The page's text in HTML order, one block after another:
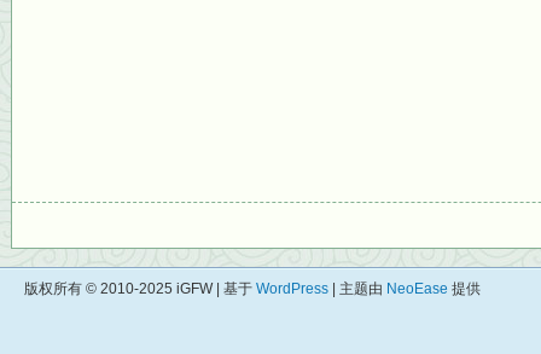
版权所有 © 2010-2025 iGFW | 基于 WordPress | 主题由 NeoEase 提供